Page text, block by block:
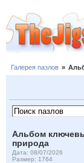
Галерея пазлов »
Альбом
природа
Дата: 08/07/2026
Размер: 1764